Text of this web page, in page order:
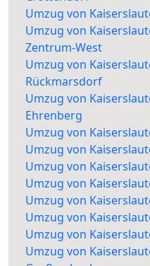
Umzug von
Umzug von
Zentrum-West
Umzug von
Rückmarsdorf
Umzug von
Ehrenberg
Umzug von
Umzug von
Umzug von
Umzug von
Umzug von
Umzug von
Umzug von
Umzug von